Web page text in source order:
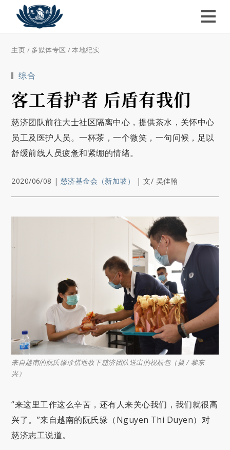
主页 / 多媒体专区 /本地纪实
综合
客工看护者 后盾有我们
慈济团队前往大士社区隔离中心，提供茶水，关怀中心
员工及医护人员。一杯茶，一个微笑，一句问候，足以
舒缓前线人员疲惫和紧绷的情绪。
2020/06/08 | 慈济基金会（新加坡） |文/ 吴佳翰
来自越南的阮氏缘珍惜地收下慈济团队送出的祝福包（摄 / 黎东
兴）
“来这里工作这么辛苦，还有人来关心我们，我们就很高
兴了。”来自越南的阮氏缘（Nguyen Thi Duyen）对
慈济志工说道。